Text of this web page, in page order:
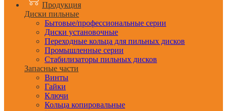
Продукция
Диски пильные
Бытовые/профессиональные серии
Диски установочные
Переходные кольца для пильных дисков
Промышленные серии
Стабилизаторы пильных дисков
Запасные части
Винты
Гайки
Ключи
Кольца копировальные